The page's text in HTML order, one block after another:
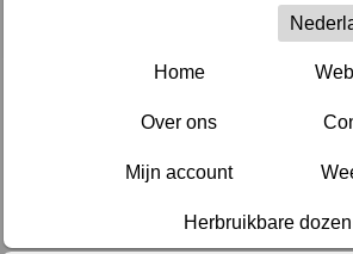
Home
Over ons
Mijn account
Herbruikbare dozen